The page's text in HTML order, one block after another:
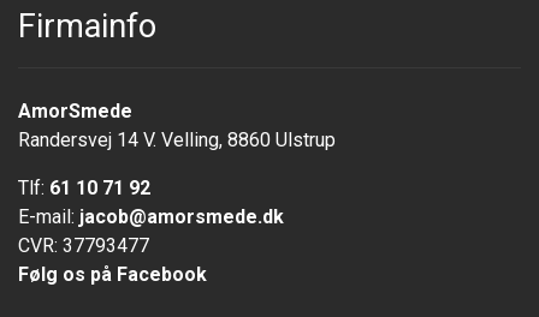
Firmainfo
AmorSmede
Randersvej 14 V. Velling, 8860 Ulstrup
Tlf: 61 10 71 92
E-mail: jacob@amorsmede.dk
CVR: 37793477
Følg os på Facebook